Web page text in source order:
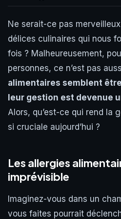
Ne serait-ce pas
délices culinaires qui nous
fois ? Malheureusement,
personnes, ce n’est pas
alimentaires semblent
leur gestion est devenue
Alors, qu’est-ce qui rend la
si cruciale aujourd’hui ?
Les allergies
imprévisible
Imaginez-vous dans un
vous faites pourrait